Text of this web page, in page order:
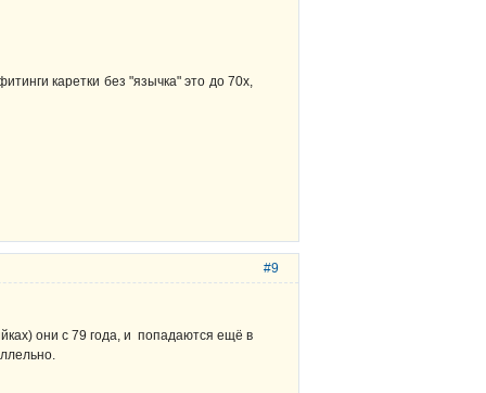
каретки без "язычка" это до 70х,
#9
они с 79 года, и попадаются ещё в